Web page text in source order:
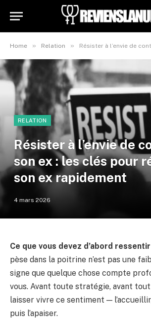
Home » Relation » Résister à l’envie de contacter son ex : les
RELATION
Résister à l’envie de
son ex : les clés pour
son ex rapidement
4 mars 2026
Ce que vous devez d’abord
pèse dans la poitrine n’est pas une
signe que quelque chose compte
vous. Avant toute stratégie, avant
laisser vivre ce sentiment —
puis l’apaiser.